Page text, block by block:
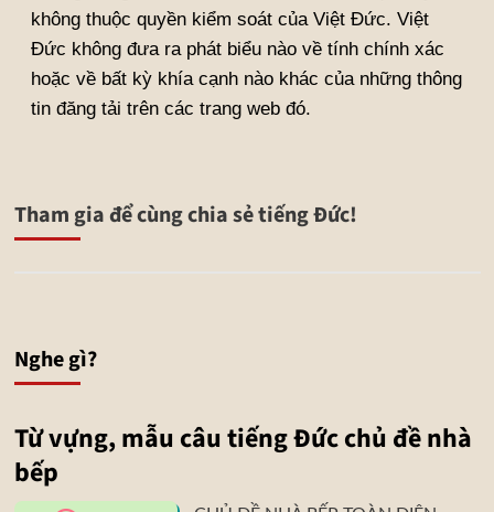
không thuộc quyền kiểm soát của Việt Đức. Việt
Đức không đưa ra phát biểu nào về tính chính xác
hoặc về bất kỳ khía cạnh nào khác của những thông
tin đăng tải trên các trang web đó.
Tham gia để cùng chia sẻ tiếng Đức!
Nghe gì?
Từ vựng, mẫu câu tiếng Đức chủ đề nhà
bếp